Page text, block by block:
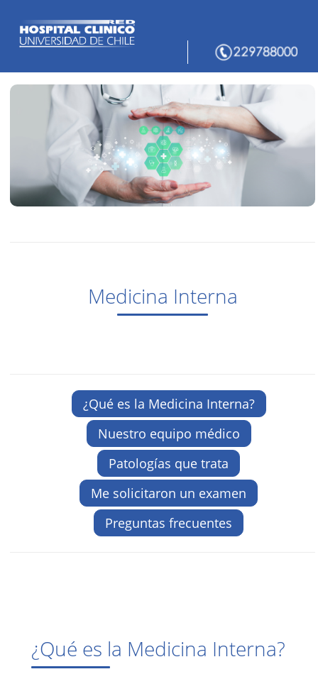
Medicina Interna
¿Qué es la Medicina Interna?
Nuestro equipo médico
Patologías que trata
Me solicitaron un examen
Preguntas frecuentes
¿Qué es la Medicina Interna?